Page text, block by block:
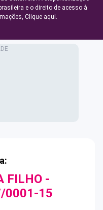
e o direito de acesso à
Clique aqui.
FILHO -
0001-15